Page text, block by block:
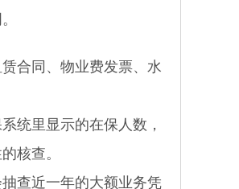
合同、物业费发票、水
统里显示的在保人数，
核查。
查近一年的大额业务凭